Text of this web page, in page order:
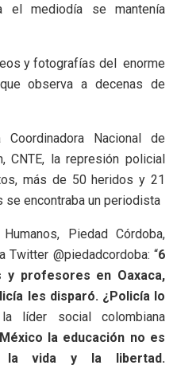
el mediodía se mantenía
y fotografías del enorme
observa a decenas de
Nacional de
CNTE, la represión policial
más de 50 heridos y 21
encontraba un periodista
Piedad Córdoba,
@piedadcordoba: “6
y profesores en Oaxaca,
les disparó. ¿Policía lo
líder social colombiana
la educación no es
la vida y la libertad.